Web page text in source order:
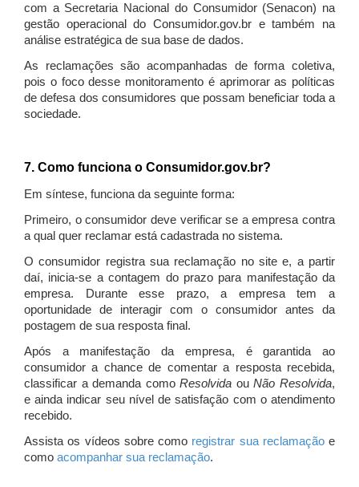
com a Secretaria Nacional do Consumidor (Senacon) na
gestão operacional do Consumidor.gov.br e também na
análise estratégica de sua base de dados.
As reclamações são acompanhadas de forma coletiva,
pois o foco desse monitoramento é aprimorar as políticas
de defesa dos consumidores que possam beneficiar toda a
sociedade.
7. Como funciona o Consumidor.gov.br?
Em síntese, funciona da seguinte forma:
Primeiro, o consumidor deve verificar se a empresa contra
a qual quer reclamar está cadastrada no sistema.
O consumidor registra sua reclamação no site e, a partir
daí, inicia-se a contagem do prazo para manifestação da
empresa. Durante esse prazo, a empresa tem a
oportunidade de interagir com o consumidor antes da
postagem de sua resposta final.
Após a manifestação da empresa, é garantida ao
consumidor a chance de comentar a resposta recebida,
classificar a demanda comoResolvida ouNão Resolvida,
e ainda indicar seu nível de satisfação com o atendimento
recebido.
Assista os vídeos sobre como registrar sua reclamaçãoe
como acompanhar sua reclamação.